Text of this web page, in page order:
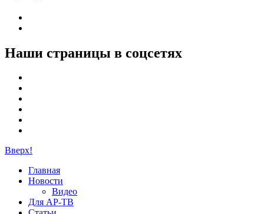
Наши страницы в соцсетях
Вверх!
Главная
Новости
Видео
Для АР-ТВ